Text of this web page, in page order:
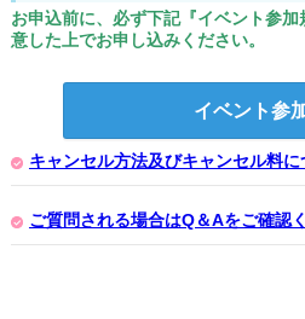
お申込前に、必ず下記『イベント参
意した上でお申し込みください。
イベント参
キャンセル方法及びキャンセル料に
ご質問される場合はQ＆Aをご確認